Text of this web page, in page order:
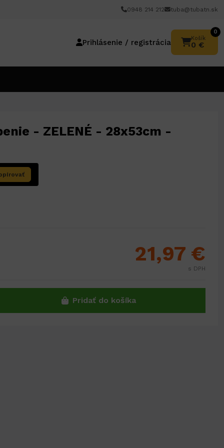
0948 214 212 tuba@tubatn.sk
Prihlásenie / registrácia Košík
0
0 €
- ZELENÉ - 28x53cm -
21,97 €
s DPH
Pridať do košíka